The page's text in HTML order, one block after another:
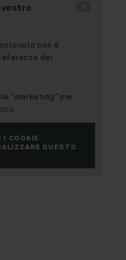
non è
dei
"marketing" per
I COOKIE
QUESTO